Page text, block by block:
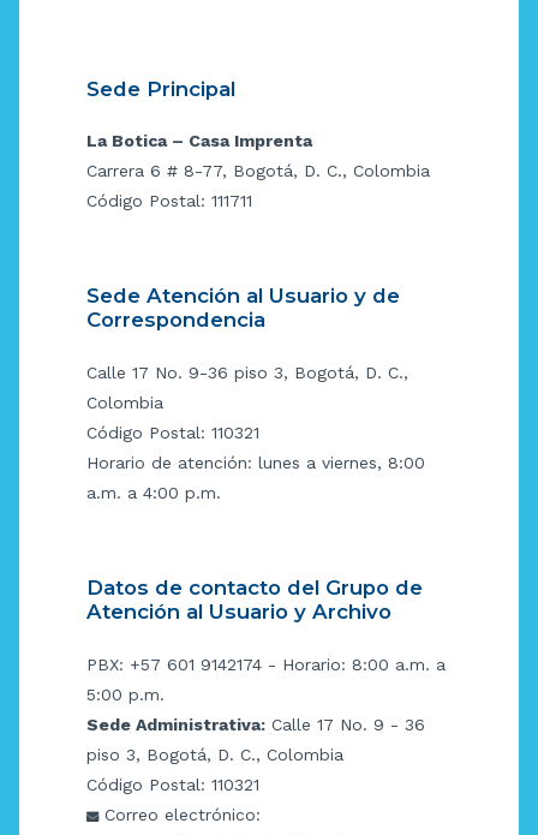
Sede Principal
La Botica – Casa Imprenta
Carrera 6 # 8-77, Bogotá, D. C., Colombia
Código Postal: 111711
Sede Atención al Usuario y de
Correspondencia
Calle 17 No. 9-36 piso 3, Bogotá, D. C.,
Colombia
Código Postal: 110321
Horario de atención: lunes a viernes, 8:00
a.m. a 4:00 p.m.
Datos de contacto del Grupo de
Atención al Usuario y Archivo
PBX: +57 601 9142174 - Horario: 8:00 a.m. a
5:00 p.m.
Sede Administrativa: Calle 17 No. 9 - 36
piso 3, Bogotá, D. C., Colombia
Código Postal: 110321
Correo electrónico: